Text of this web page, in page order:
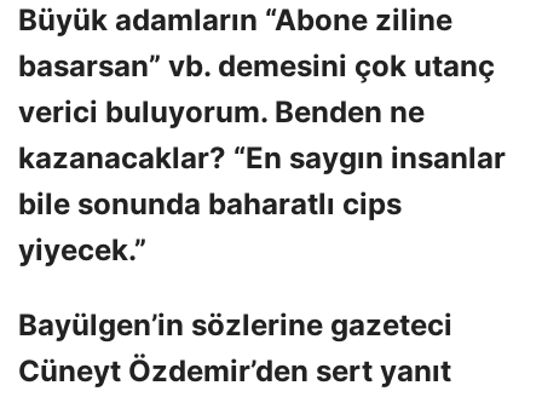
Büyük adamların “Abone ziline
basarsan” vb. demesini çok utanç
verici buluyorum. Benden ne
kazanacaklar? “En saygın insanlar
bile sonunda baharatlı cips
yiyecek.”
Bayülgen’in sözlerine gazeteci
Cüneyt Özdemir’den sert yanıt